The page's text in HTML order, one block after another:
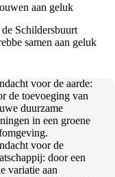
aan geluk
Schildersbuurt
samen aan geluk
voor de aarde:
de toevoeging van
duurzame
in een groene
voor de
door een
variatie aan